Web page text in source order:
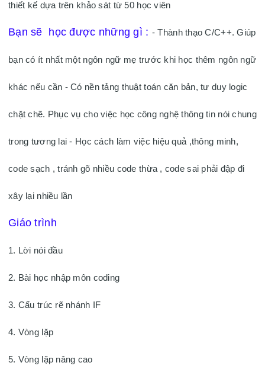
thiết kế dựa trên khảo sát từ 50 học viên
Bạn sẽ  học được những gì : - Thành thạo C/C++. Giúp
bạn có ít nhất một ngôn ngữ mẹ trước khi học thêm ngôn ngữ
khác nếu cần - Có nền tảng thuật toán căn bản, tư duy logic
chặt chẽ. Phục vụ cho việc học công nghệ thông tin nói chung
trong tương lai - Học cách làm việc hiệu quả ,thông minh,
code sạch , tránh gõ nhiều code thừa , code sai phải đập đi
xây lại nhiều lần
Giáo trình
1. Lời nói đầu
2. Bài học nhập môn coding
3. Cấu trúc rẽ nhánh IF
4. Vòng lặp
5. Vòng lặp nâng cao